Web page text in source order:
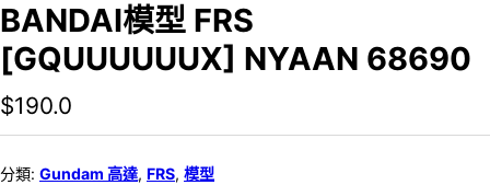
BANDAI模型 FRS
[GQUUUUUUX] NYAAN 68690
$190.0
分類: Gundam 高達, FRS, 模型